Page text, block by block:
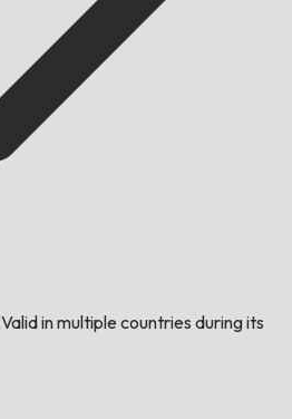
Valid in multiple countries during its